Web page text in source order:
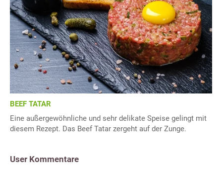
BEEF TATAR
Eine außergewöhnliche und sehr delikate Speise gelingt mit
diesem Rezept. Das Beef Tatar zergeht auf der Zunge.
User Kommentare